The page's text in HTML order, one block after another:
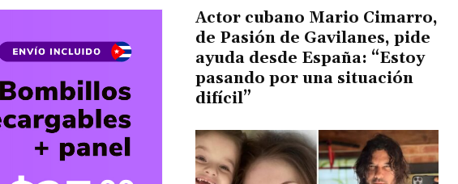
Actor cubano Mario Cimarro,
de Pasión de Gavilanes, pide
ayuda desde España: “Estoy
pasando por una situación
difícil”